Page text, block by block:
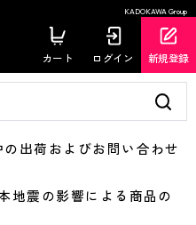
KADOKAWA Group
カート ログイン 新規登録
出荷およびお問い合わせ
震の影響による商品の